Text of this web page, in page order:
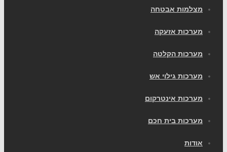
אבטחה
אזעקה
הקלטה
גילוי אש
אינטרקום
בית חכם